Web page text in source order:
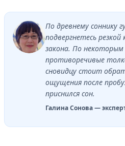
По древнему соннику
подвергнетесь
закона. По
противоречивые
сновидцу стоит
ощущения после
приснился сон.
Галина Сонова —